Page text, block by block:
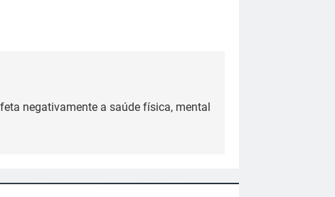
negativamente a saúde física, mental